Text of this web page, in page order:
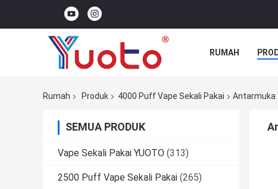
RUMAH
Rumah Produk 4000 Puff Vape Sekali Pakai Antarmuka
SEMUA PRODUK
Vape Sekali Pakai YUOTO (313)
2500 Puff Vape Sekali Pakai (265)